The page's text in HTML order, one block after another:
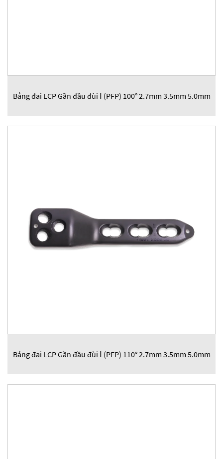
Bảng đai LCP Gần đầu đùi Ⅰ (PFP) 100° 2.7mm 3.5mm 5.0mm
Bảng đai LCP Gần đầu đùi Ⅰ (PFP) 110° 2.7mm 3.5mm 5.0mm